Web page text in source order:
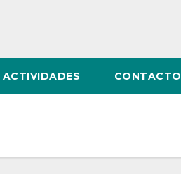
ACTIVIDADES CONTACTO